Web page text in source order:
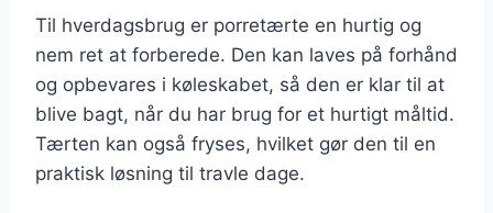
Til hverdagsbrug er porretærte en hurtig og
nem ret at forberede. Den kan laves på forhånd
og opbevares i køleskabet, så den er klar til at
blive bagt, når du har brug for et hurtigt måltid.
Tærten kan også fryses, hvilket gør den til en
praktisk løsning til travle dage.